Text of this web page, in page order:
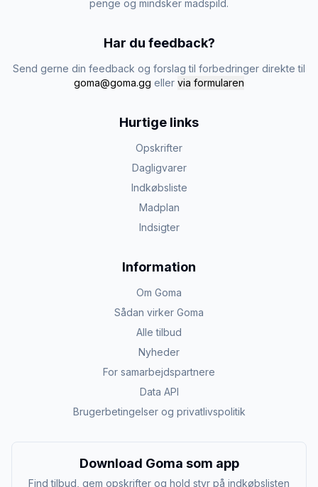
penge og mindsker madspild.
Har du feedback?
Send gerne din feedback og forslag til forbedringer direkte til
goma@goma.gg eller via formularen
Hurtige links
Opskrifter
Dagligvarer
Indkøbsliste
Madplan
Indsigter
Information
Om Goma
Sådan virker Goma
Alle tilbud
Nyheder
For samarbejdspartnere
Data API
Brugerbetingelser og privatlivspolitik
Download Goma som app
Find tilbud, gem opskrifter og hold styr på indkøbslisten